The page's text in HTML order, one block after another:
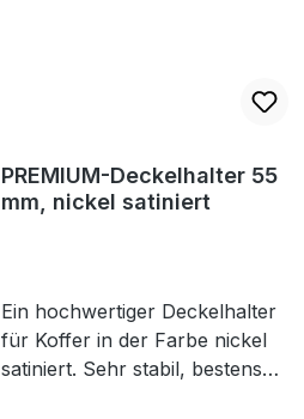
PREMIUM-Deckelhalter 55
mm, nickel satiniert
Ein hochwertiger Deckelhalter
für Koffer in der Farbe nickel
satiniert. Sehr stabil, bestens